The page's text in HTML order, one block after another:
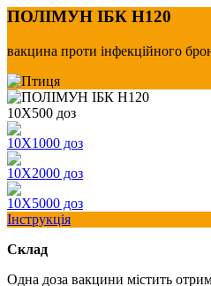
ПОЛІМУН ІБК Н120
вакцина проти інфекційного
10Х500 доз
10Х1000 доз
10Х2000 доз
10Х5000 доз
Інструкція
Склад
Одна доза вакцини містить